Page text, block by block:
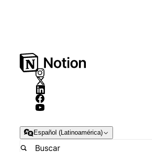
Español (Latinoamérica)